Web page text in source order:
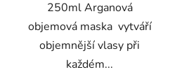
250ml Arganová
objemová maska vytváří
objemnější vlasy při
každém...